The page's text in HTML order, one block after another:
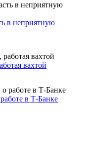
в неприятную
вахтой
в Т-Банке